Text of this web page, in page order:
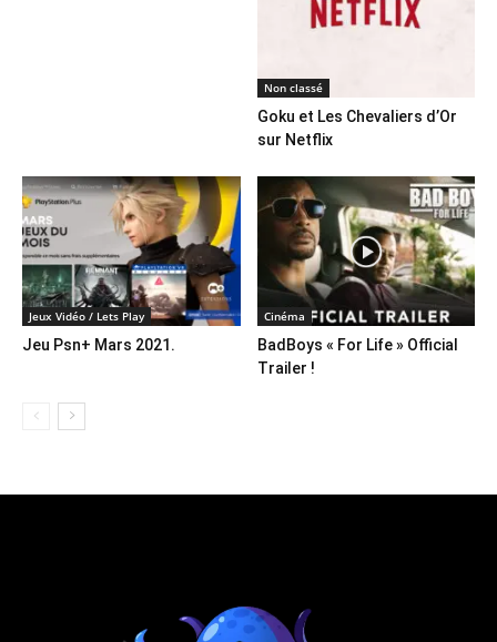
Non classé
Goku et Les Chevaliers d’Or
sur Netflix
Jeux Vidéo / Lets Play
Jeu Psn+ Mars 2021.
Cinéma
BadBoys « For Life » Official
Trailer !